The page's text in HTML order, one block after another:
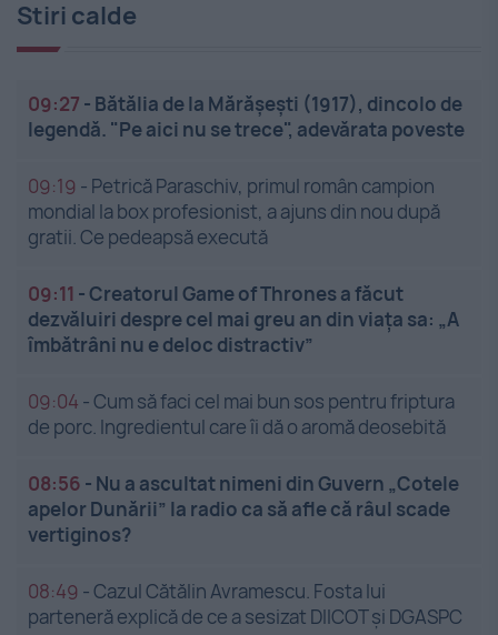
Stiri calde
09:27 - Bătălia de la Mărășești (1917), dincolo de
legendă. "Pe aici nu se trece", adevărata poveste
09:19 - Petrică Paraschiv, primul român campion
mondial la box profesionist, a ajuns din nou după
gratii. Ce pedeapsă execută
09:11 -Creatorul Game of Thrones a făcut
dezvăluiri despre cel mai greu an din viața sa: „A
îmbătrâni nu e deloc distractiv”
09:04 -Cum să faci cel mai bun sos pentru friptura
de porc. Ingredientul care îi dă o aromă deosebită
08:56 - Nu a ascultat nimeni din Guvern „Cotele
apelor Dunării” la radio ca să afle că râul scade
vertiginos?
08:49 -Cazul Cătălin Avramescu. Fosta lui
parteneră explică de ce a sesizat DIICOT și DGASPC